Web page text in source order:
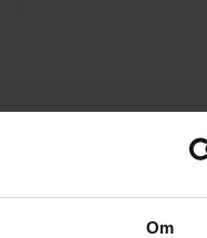
Om
snabbkaffe